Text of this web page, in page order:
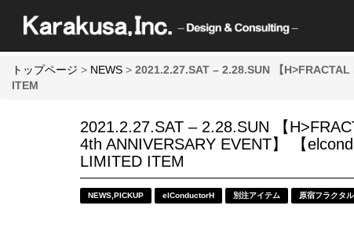
トップページ > NEWS > 2021.2.27.SAT – 2.28.SUN 【
ITEM
2021.2.27.SAT – 2.28.SUN 【
4th ANNIVERSARY EVENT】 【
LIMITED ITEM
NEWS PICKUP elConductorH 別注アイテム 原宿フラクタル